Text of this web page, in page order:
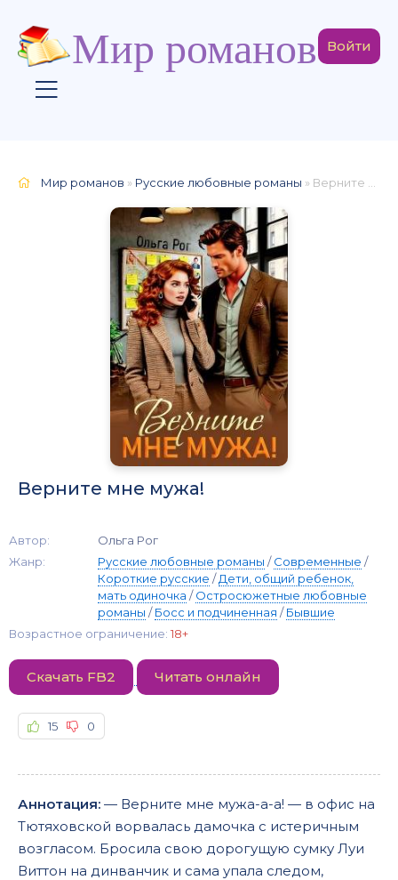
Мир романов Войти
Мир романов » Русские любовные романы » Верните мне мужа!
Верните мне мужа!
Автор:
Ольга Рог
Жанр:
Русские любовные романы /Современные /
Короткие русские /Дети, общий ребенок,
мать одиночка /Остросюжетные любовные
романы /Босс и подчиненная /Бывшие
Возрастное ограничение: 18+
Скачать FB2 Читать онлайн
15 0
Аннотация: — Верните мне мужа-а-а! — в офис на
Тютяховской ворвалась дамочка с истеричным
возгласом. Бросила свою дорогущую сумку Луи
Виттон на динванчик и сама упала следом,